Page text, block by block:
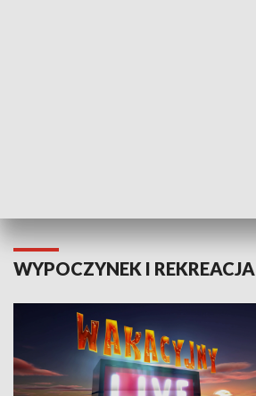
WYPOCZYNEK I REKREACJA